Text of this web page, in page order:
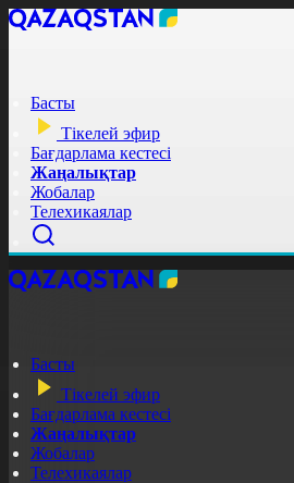
Басты
Тікелей эфир
Бағдарлама кестесі
Жаңалықтар
Жобалар
Телехикаялар
Басты
Тікелей эфир
Бағдарлама кестесі
Жаңалықтар
Жобалар
Телехикаялар